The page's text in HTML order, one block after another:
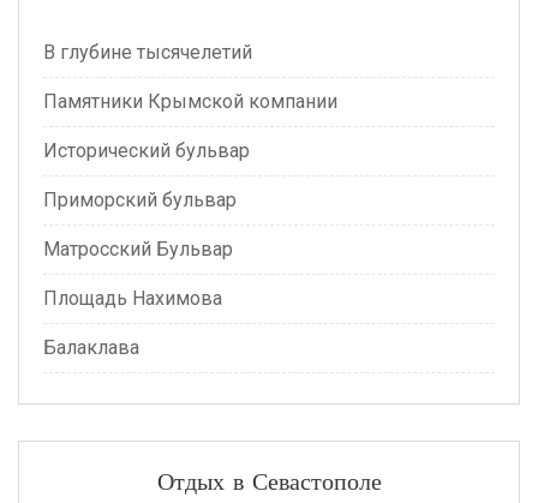
В глубине тысячелетий
Памятники Крымской компании
Исторический бульвар
Приморский бульвар
Матросский Бульвар
Площадь Нахимова
Балаклава
Отдых в Севастополе